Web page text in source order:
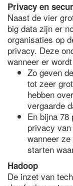
Privacy en
Naast de vier
big data zijn er
organisaties op
privacy. Deze
wanneer er
Zo geven
tot zeer
hebben
vergaarde
En bijna
privacy
wanneer
starten
Hadoop
De inzet van